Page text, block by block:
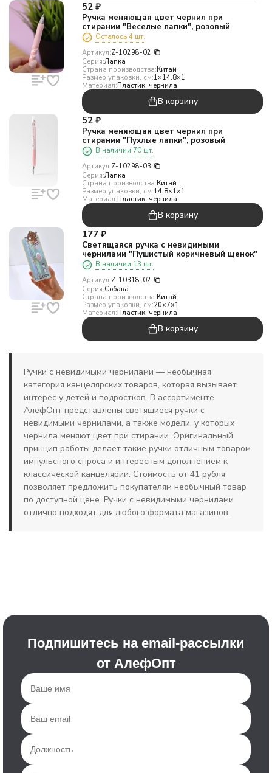
52 ₽
Ручка меняющая цвет чернил при
стирании "Веселые лапки", розовый
Осталось 4 шт.
Артикул:Z-10298-02
Серия:Лапка
Страна производства:Китай
Размер упаковки, см:1×14.8×1
Материал:Пластик, чернила
В корзину
52 ₽
Ручка меняющая цвет чернил при
стирании "Пухлые лапки", розовый
В наличии 70 шт.
Артикул:Z-10298-03
Серия:Лапка
Страна производства:Китай
Размер упаковки, см:14.8×1×1
Материал:Пластик, чернила
В корзину
177 ₽
Светящаяся ручка с невидимыми
чернилами "Пушистый коричневый щенок"
В наличии 13 шт.
Артикул:Z-10318-02
Серия:Собака
Страна производства:Китай
Размер упаковки, см:20×7×1
Материал:Пластик, чернила
В корзину
Ручки с невидимыми чернилами — необычная
категория канцелярских товаров, которая вызывает
интерес у детей и подростков. В ассортименте
АлефОпт представлены светящиеся ручки с
невидимыми чернилами, а также модели, у которых
чернила меняют цвет при стирании. Оригинальный
принцип работы делает такие ручки отличным товаром
импульсного спроса и интересным дополнением к
классической канцелярии. Стоимость от 41 рубля
позволяет предложить покупателям необычный товар
по доступной цене. Ручки с невидимыми чернилами
отлично подходят для любого формата магазинов.
Подпишитесь на email-рассылки
от АлефОпт